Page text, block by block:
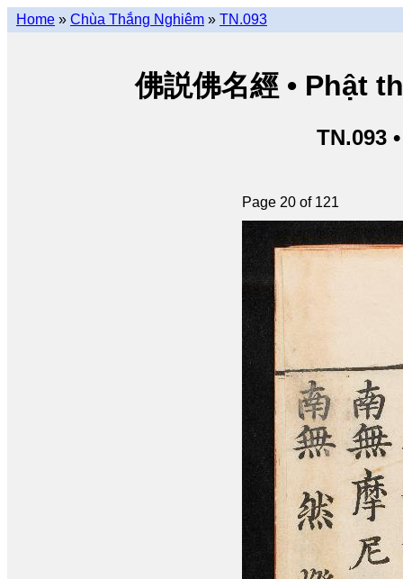
Home » Chùa Thắng Nghiêm » TN.093
佛説佛名經 • Phật
TN.093
Page 20 of 121